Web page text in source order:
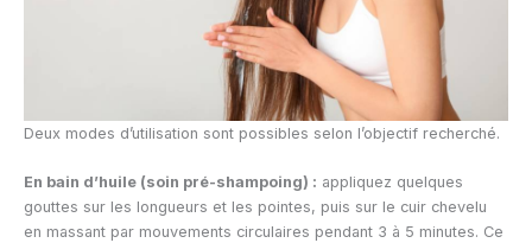
Deux modes d’utilisation sont possibles selon l’objectif recherché.
En bain d’huile (soin pré-shampoing) : appliquez quelques
gouttes sur les longueurs et les pointes, puis sur le cuir chevelu
en massant par mouvements circulaires pendant 3 à 5 minutes. Ce